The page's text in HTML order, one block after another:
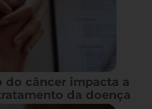
do câncer impacta a
da doença